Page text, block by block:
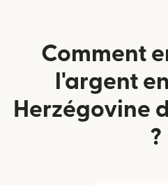
Comment
l'argent
Herzégovine
?